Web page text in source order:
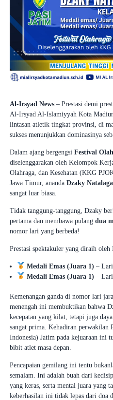
Al-Irsyad News – Prestasi demi
Al-Irsyad Al-Islamiyyah Kota
lintasan atletik tingkat provinsi, di
sukses menunjukkan dominasinya
Dalam ajang bergengsi Festival
diselenggarakan oleh Kelompok
Olahraga, dan Kesehatan (KKG
Jawa Timur, ananda Dzaky
sangat luar biasa.
Tidak tanggung-tanggung, Dzaky
pertama dan membawa pulang dua
nomor lari yang berbeda!
Prestasi spektakuler yang diraih oleh
Medali Emas (Juara 1) –
Medali Emas (Juara 1) –
Kemenangan ganda di nomor lari
menengah ini membuktikan bahwa
kecepatan yang kilat, tetapi juga
sangat prima. Kehadiran perwakilan
Indonesia) Jatim pada kejuaraan ini
bibit atlet masa depan.
Pencapaian gemilang ini tentu
semalam. Ini adalah buah dari
yang keras, serta mental juara yang
keberhasilan ini tidak lepas dari doa